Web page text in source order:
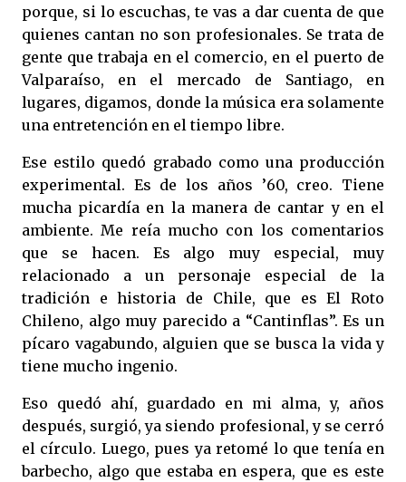
porque, si lo escuchas, te vas a dar cuenta de que
quienes cantan no son profesionales. Se trata de
gente que trabaja en el comercio, en el puerto de
Valparaíso, en el mercado de Santiago, en
lugares, digamos, donde la música era solamente
una entretención en el tiempo libre.
Ese estilo quedó grabado como una producción
experimental. Es de los años ’60, creo. Tiene
mucha picardía en la manera de cantar y en el
ambiente. Me reía mucho con los comentarios
que se hacen. Es algo muy especial, muy
relacionado a un personaje especial de la
tradición e historia de Chile, que es El Roto
Chileno, algo muy parecido a “Cantinflas”. Es un
pícaro vagabundo, alguien que se busca la vida y
tiene mucho ingenio.
Eso quedó ahí, guardado en mi alma, y, años
después, surgió, ya siendo profesional, y se cerró
el círculo. Luego, pues ya retomé lo que tenía en
barbecho, algo que estaba en espera, que es este